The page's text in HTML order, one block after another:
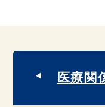
医療関